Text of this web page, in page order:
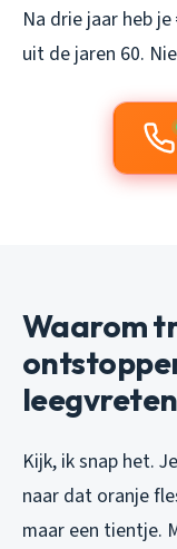
Na drie jaar heb
uit de jaren 60.
Waarom
leegvreten
Kijk, ik snap het.
naar dat oranje
maar een tientje.